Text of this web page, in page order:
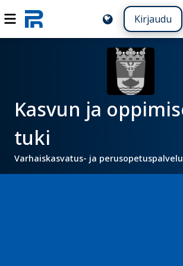
Kirjaudu
Kasvun ja
tuki
Varhaiskasvatus- ja